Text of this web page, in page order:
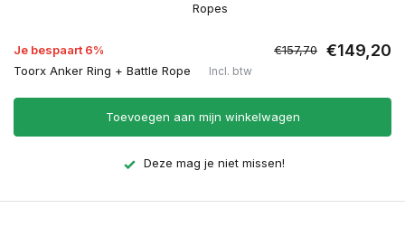
Ropes
Je bespaart 6% €157,70 €149,20
Toorx Anker Ring + Battle Rope Incl. btw
Toevoegen aan mijn winkelwagen
Deze mag je niet missen!